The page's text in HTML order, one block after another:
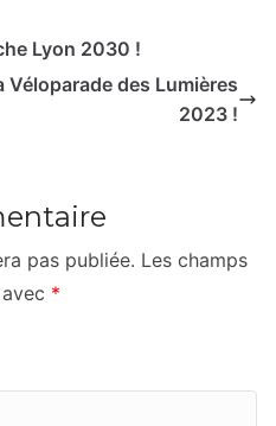
Lyon 2030 !
Véloparade des Lumières
2023 !
pas publiée. Les champs
*